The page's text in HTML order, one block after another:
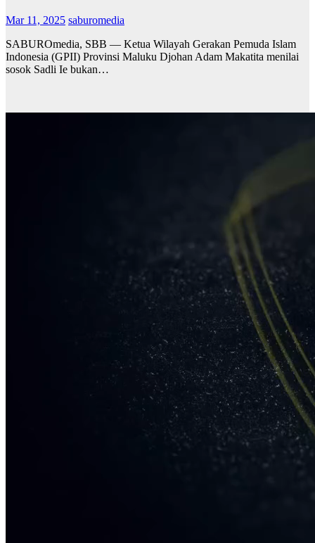
Mar 11, 2025 saburomedia
SABUROmedia, SBB — Ketua Wilayah Gerakan Pemuda Islam
Indonesia (GPII) Provinsi Maluku Djohan Adam Makatita menilai
sosok Sadli Ie bukan…